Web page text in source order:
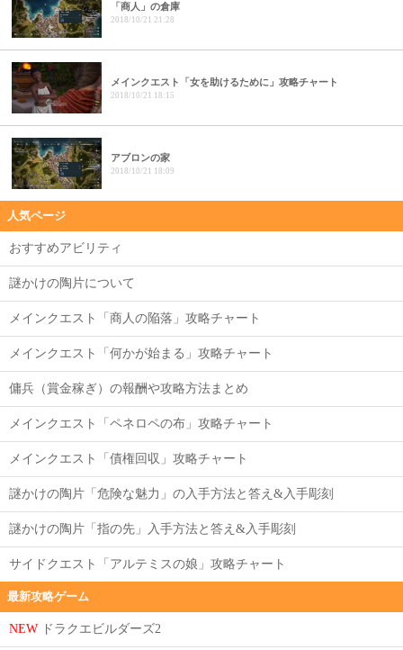
「商人」の倉庫
2018/10/21 21:28
メインクエスト「女を助けるために」攻略チャート
2018/10/21 18:15
アブロンの家
2018/10/21 18:09
人気ページ
おすすめアビリティ
謎かけの陶片について
メインクエスト「商人の陥落」攻略チャート
メインクエスト「何かが始まる」攻略チャート
傭兵（賞金稼ぎ）の報酬や攻略方法まとめ
メインクエスト「ペネロペの布」攻略チャート
メインクエスト「債権回収」攻略チャート
謎かけの陶片「危険な魅力」の入手方法と答え&入手彫刻
謎かけの陶片「指の先」入手方法と答え&入手彫刻
サイドクエスト「アルテミスの娘」攻略チャート
最新攻略ゲーム
NEW ドラクエビルダーズ2